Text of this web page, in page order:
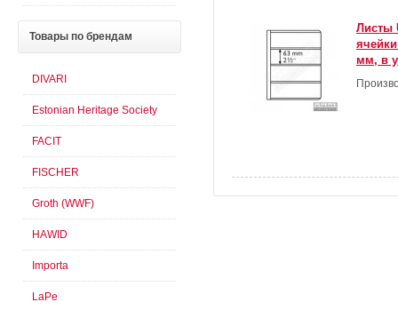
Листы
мм, в
Товары по брендам
DIVARI
Estonian Heritage Society
FACIT
FISCHER
Groth (WWF)
HAWID
Importa
LaPe